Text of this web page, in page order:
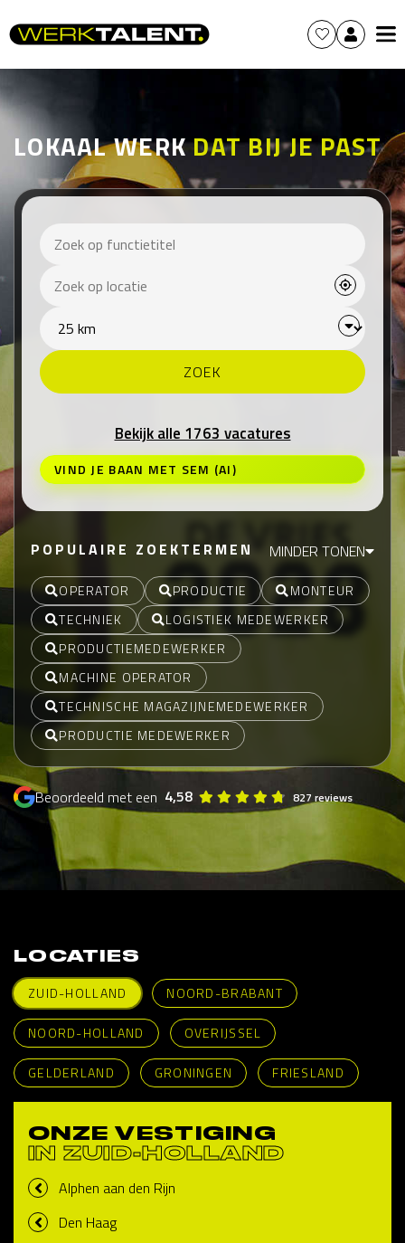
LOKAAL WERKDAT BIJ JE PAST
Bekijk alle 1763 vacatures
VIND JE BAAN MET SEM (AI)
POPULAIRE ZOEKTERMEN MINDER TONEN
OPERATOR PRODUCTIE
MONTEUR
TECHNIEK
LOGISTIEK MEDEWERKER
PRODUCTIEMEDEWERKER
MACHINE OPERATOR
TECHNISCHE MAGAZIJNEMEDEWERKER
PRODUCTIE MEDEWERKER
Beoordeeld met een 4,58 827 reviews
LOCATIES
ZUID-HOLLAND
NOORD-BRABANT
NOORD-HOLLAND OVERIJSSEL
GELDERLAND GRONINGEN FRIESLAND
ONZE VESTIGING
IN ZUID-HOLLAND
Alphen aan den Rijn
Den Haag